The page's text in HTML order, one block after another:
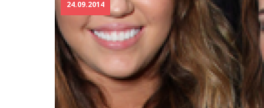
24.09.2014